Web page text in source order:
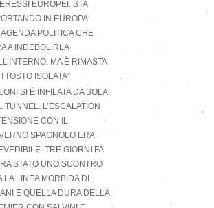
EUROPEI. STA
IN EUROPA
POLITICA CHE
A INDEBOLIRLA
MA È RIMASTA
ISOLATA”
SI È INFILATA DA SOLA
TUNNEL. L’ESCALATION
CON IL
SPAGNOLO ERA
TRE GIORNI FA
STATO UNO SCONTRO
LA LINEA MORBIDA DI
E QUELLA DURA DELLA